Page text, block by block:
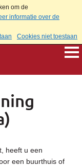
om de
informatie over de
Cookies niet toestaan
heeft u een
een buurthuis of